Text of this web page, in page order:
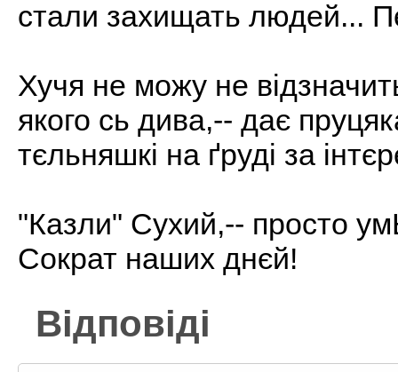
стали захищать людей...
Хучя не можу не
якого сь дива,-- дає
тєльняшкі на ґруді за
"Казли" Сухий,-- просто
Сократ наших днєй!
Відповіді